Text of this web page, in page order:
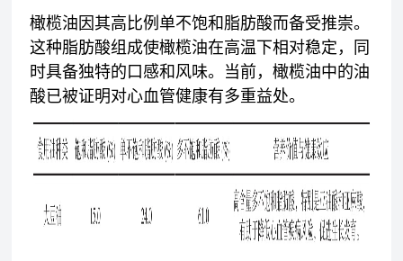
橄榄油因其高比例单不饱和脂肪酸而备受推崇。
这种脂肪酸组成使橄榄油在高温下相对稳定，同
时具备独特的口感和风味。当前，橄榄油中的油
酸已被证明对心血管健康有多重益处。